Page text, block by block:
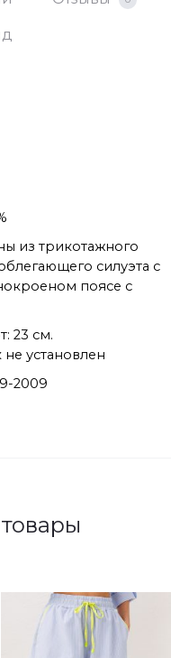
из трикотажного
силуэта с
поясе с
23 см.
установлен
2009